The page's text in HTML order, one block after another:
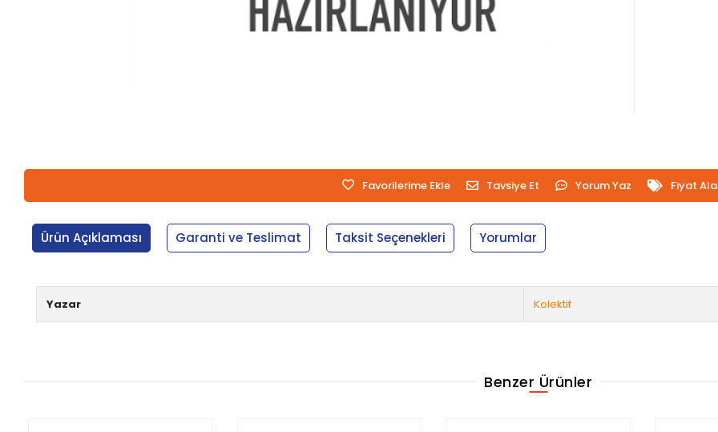
Favorilerime Ekle Tavsiye Et Yorum Yaz Fiyat
Ürün Açıklaması Garanti ve Teslimat Taksit Seçenekleri Yorumlar
Yazar Kolektif
Benzer Ürünler